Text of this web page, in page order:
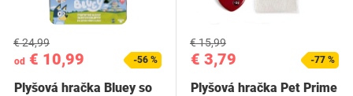
od € 10,99
€ 24,99
-56 %
Plyšová hračka Bluey so
€ 3,79
€ 15,99
-77 %
Plyšová hračka Pet Prime